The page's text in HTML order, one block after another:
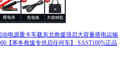
电源重卡车载东北救援强启大容量搭电运输
【寒冬救援专供启任何车】 SAST100%正品